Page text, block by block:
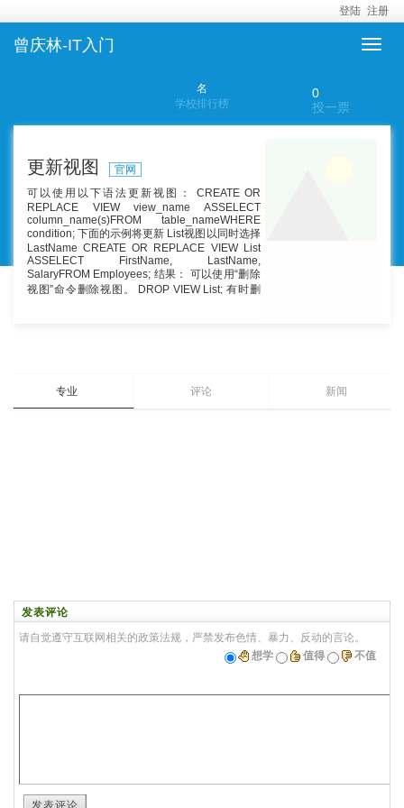
登陆 注册
曾庆林-IT入门
名
学校排行榜
0
投一票
更新视图
官网
可以使用以下语法更新视图： CREATE OR
REPLACE VIEW view_name ASSELECT
column_name(s)FROM table_nameWHERE
condition; 下面的示例将更新 List视图以同时选择
LastName CREATE OR REPLACE VIEW List
ASSELECT FirstName, LastName,
SalaryFROM Employees; 结果： 可以使用“删除
视图”命令删除视图。 DROP VIEW List; 有时删
专业 评论 新闻
发表评论
请自觉遵守互联网相关的政策法规，严禁发布色情、暴力、反动的言论。
想学
值得 不值
发表评论